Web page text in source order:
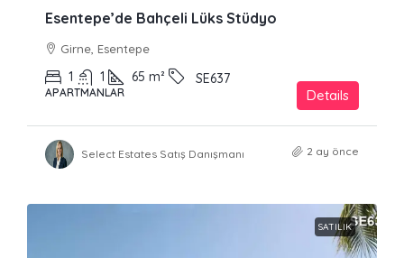
Esentepe’de Bahçeli Lüks Stüdyo
Girne, Esentepe
1 1 65 m² SE637
APARTMANLAR Details
Select Estates Satış Danışmanı 2 ay önce
SATILIK